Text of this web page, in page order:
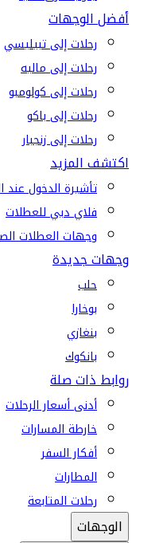
أفضل الوجهات
رحلات إلى تبيليسي
رحلات إلى ماليه
رحلات إلى كولومبو
رحلات إلى باكو
رحلات إلى زنجبار
اكتشف المزيد
تأشيرة الدخول عند
فلاي دبي للعطلات
وجهات العطلات
وجهات جديدة
حلب
بوخارا
بنغازي
بانكوك
روابط ذات صلة
أدنى أسعار الرحلات
خارطة المسارات
أفكار السفر
المطارات
رحلات المتابعة
الوجهات